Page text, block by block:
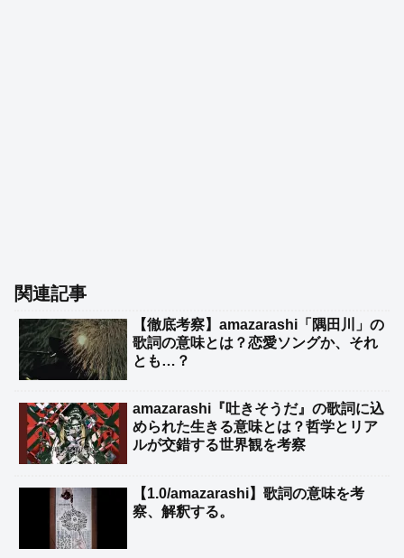
関連記事
【徹底考察】amazarashi「隅田川」の
歌詞の意味とは？恋愛ソングか、それ
とも…？
amazarashi『吐きそうだ』の歌詞に込
められた生きる意味とは？哲学とリア
ルが交錯する世界観を考察
【1.0/amazarashi】歌詞の意味を考
察、解釈する。